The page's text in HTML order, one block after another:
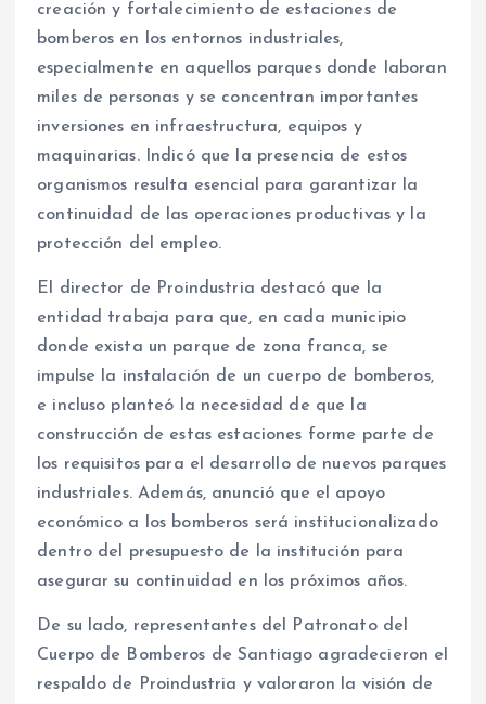
creación y fortalecimiento de estaciones de
bomberos en los entornos industriales,
especialmente en aquellos parques donde laboran
miles de personas y se concentran importantes
inversiones en infraestructura, equipos y
maquinarias. Indicó que la presencia de estos
organismos resulta esencial para garantizar la
continuidad de las operaciones productivas y la
protección del empleo.
El director de Proindustria destacó que la
entidad trabaja para que, en cada municipio
donde exista un parque de zona franca, se
impulse la instalación de un cuerpo de bomberos,
e incluso planteó la necesidad de que la
construcción de estas estaciones forme parte de
los requisitos para el desarrollo de nuevos parques
industriales. Además, anunció que el apoyo
económico a los bomberos será institucionalizado
dentro del presupuesto de la institución para
asegurar su continuidad en los próximos años.
De su lado, representantes del Patronato del
Cuerpo de Bomberos de Santiago agradecieron el
respaldo de Proindustria y valoraron la visión de